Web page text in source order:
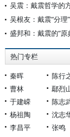
吴震：戴震哲学的
吴根友：戴震“分
盛邦和：戴震的“原
热门专栏
秦晖 陈行
曹林
鄢烈
于建嵘
陈志
杨祖陶
沈志
李昌平
张鸣